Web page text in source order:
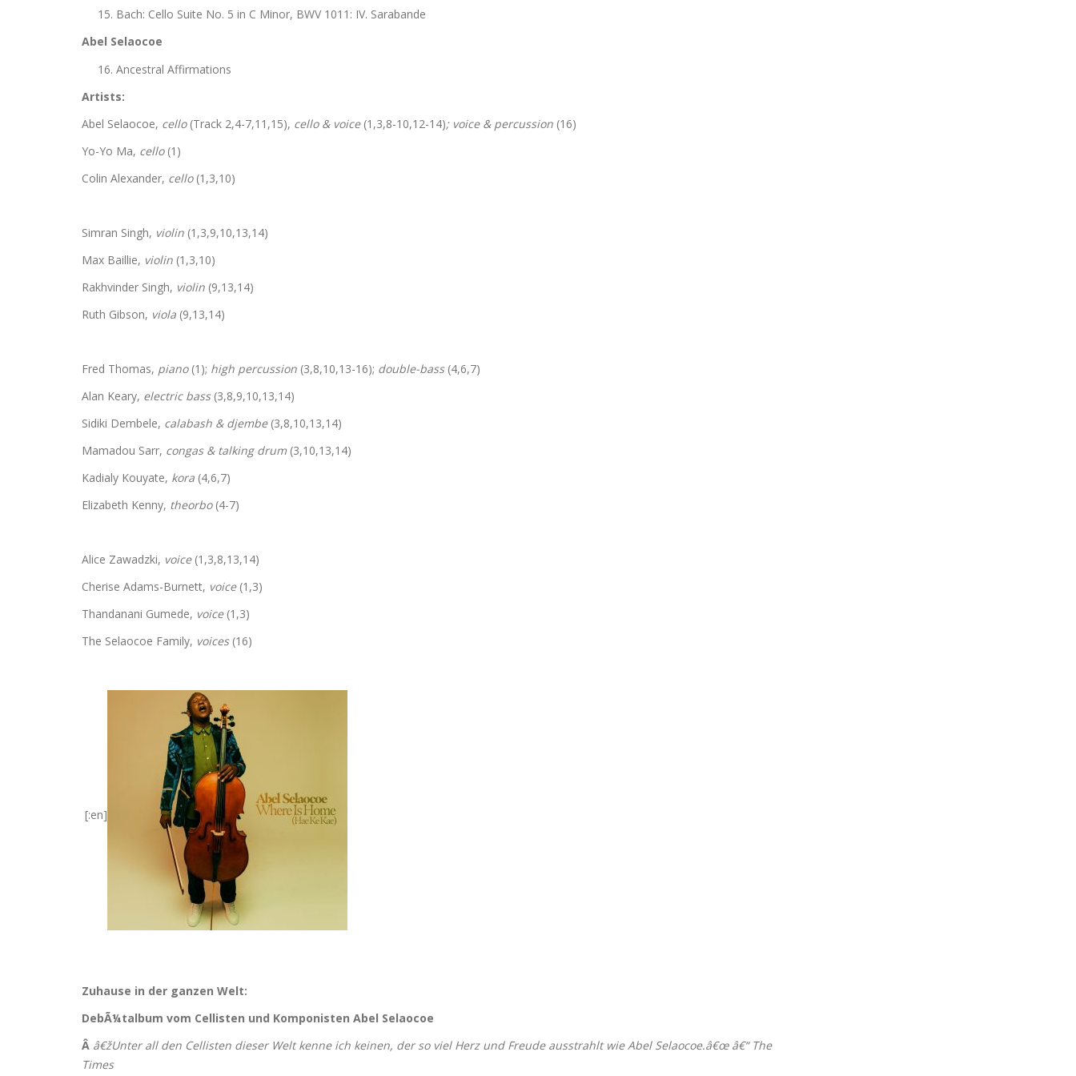
Bach: Cello Suite No. 5 in C Minor, BWV 1011: IV. Sarabande
Abel Selaocoe
Ancestral Affirmations
Artists:
Abel Selaocoe, cello (Track 2,4-7,11,15), cello & voice(1,3,8-10,12-14); voice & percussion (16)
Yo-Yo Ma, cello (1)
Colin Alexander, cello (1,3,10)
Simran Singh, violin (1,3,9,10,13,14)
Max Baillie, violin (1,3,10)
Rakhvinder Singh, violin (9,13,14)
Ruth Gibson, viola (9,13,14)
Fred Thomas, piano (1); high percussion (3,8,10,13-16); double-bass (4,6,7)
Alan Keary, electric bass (3,8,9,10,13,14)
Sidiki Dembele, calabash & djembe (3,8,10,13,14)
Mamadou Sarr, congas & talking drum (3,10,13,14)
Kadialy Kouyate, kora (4,6,7)
Elizabeth Kenny, theorbo (4-7)
Alice Zawadzki, voice (1,3,8,13,14)
Cherise Adams-Burnett, voice (1,3)
Thandanani Gumede, voice (1,3)
The Selaocoe Family, voices (16)
[:en]
Zuhause in der ganzen Welt:
DebÃ¼talbum vom Cellisten und Komponisten Abel Selaocoe
Â â€žUnter all den Cellisten dieser Welt kenne ich keinen, der so viel Herz und Freude ausstrahlt wie Abel Selaocoe.â€œ â€“ The
Times